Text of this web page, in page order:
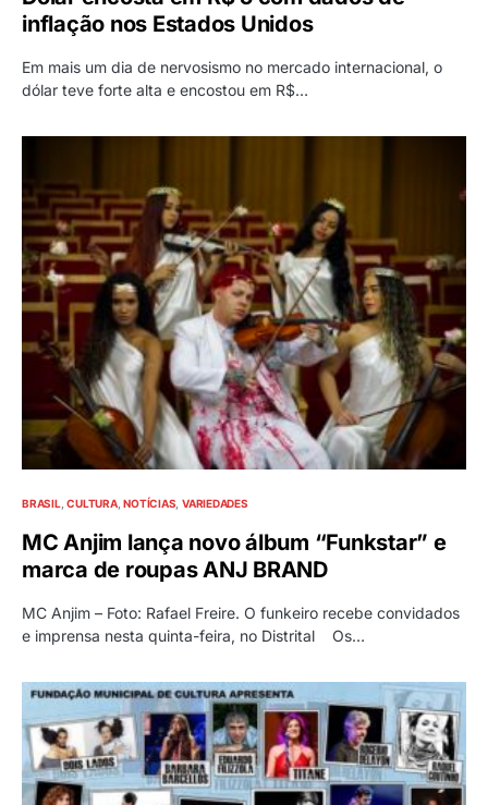
inflação nos Estados Unidos
Em mais um dia de nervosismo no mercado internacional, o
dólar teve forte alta e encostou em R$…
BRASIL CULTURA NOTÍCIAS VARIEDADES
MC Anjim lança novo álbum “Funkstar” e
marca de roupas ANJ BRAND
MC Anjim – Foto: Rafael Freire. O funkeiro recebe convidados
e imprensa nesta quinta-feira, no Distrital Os…